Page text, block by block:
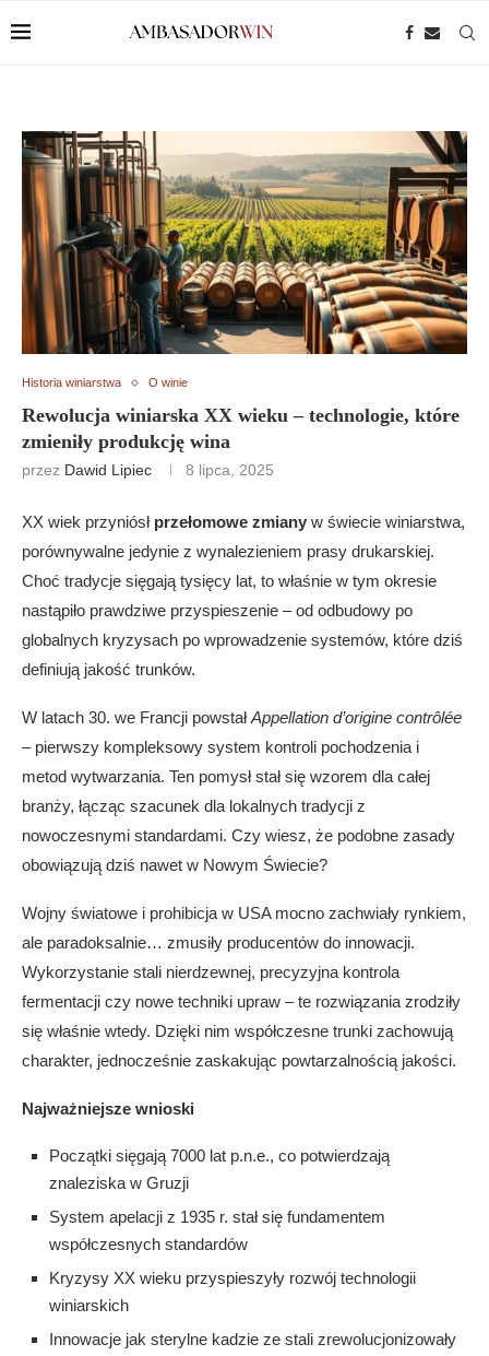
Historia winiarstwa O winie
Rewolucja winiarska XX wieku – technologie, które
zmieniły produkcję wina
przez Dawid Lipiec 8 lipca, 2025
XX wiek przyniósł przełomowe zmiany w świecie winiarstwa,
porównywalne jedynie z wynalezieniem prasy drukarskiej.
Choć tradycje sięgają tysięcy lat, to właśnie w tym okresie
nastąpiło prawdziwe przyspieszenie – od odbudowy po
globalnych kryzysach po wprowadzenie systemów, które dziś
definiują jakość trunków.
W latach 30. we Francji powstałAppellation d’origine contrôlée
– pierwszy kompleksowy system kontroli pochodzenia i
metod wytwarzania. Ten pomysł stał się wzorem dla całej
branży, łącząc szacunek dla lokalnych tradycji z
nowoczesnymi standardami. Czy wiesz, że podobne zasady
obowiązują dziś nawet w Nowym Świecie?
Wojny światowe i prohibicja w USA mocno zachwiały rynkiem,
ale paradoksalnie… zmusiły producentów do innowacji.
Wykorzystanie stali nierdzewnej, precyzyjna kontrola
fermentacji czy nowe techniki upraw – te rozwiązania zrodziły
się właśnie wtedy. Dzięki nim współczesne trunki zachowują
charakter, jednocześnie zaskakując powtarzalnością jakości.
Najważniejsze wnioski
Początki sięgają 7000 lat p.n.e., co potwierdzają
znaleziska w Gruzji
System apelacji z 1935 r. stał się fundamentem
współczesnych standardów
Kryzysy XX wieku przyspieszyły rozwój technologii
winiarskich
Innowacje jak sterylne kadzie ze stali zrewolucjonizowały